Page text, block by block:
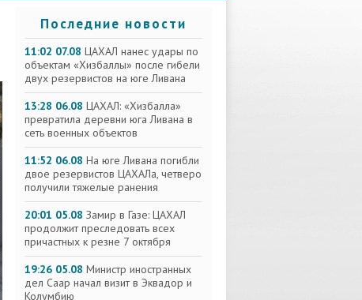
Последние новости
11:02 07.08 ЦАХАЛ нанес удары по
объектам «Хизбаллы» после гибели
двух резервистов на юге Ливана
13:28 06.08 ЦАХАЛ: «Хизбалла»
превратила деревни юга Ливана в
сеть военных объектов
11:52 06.08 На юге Ливана погибли
двое резервистов ЦАХАЛа, четверо
получили тяжелые ранения
20:01 05.08 Замир в Газе: ЦАХАЛ
продолжит преследовать всех
причастных к резне 7 октября
19:26 05.08 Министр иностранных
дел Саар начал визит в Эквадор и
Колумбию